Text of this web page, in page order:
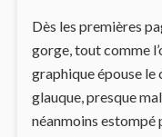
Dès les premières
gorge, tout comme
graphique épouse le
glauque, presque
néanmoins estompé